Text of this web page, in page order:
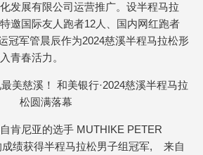
发展有限公司运营推广。设半程马拉
邀国际友人跑者12人、国内网红跑者
冠军管晨辰作为2024慈溪半程马拉松形
青春活力。
肯尼亚的选手 MUTHIKE PETER
成绩获得半程马拉松男子组冠军, 来自